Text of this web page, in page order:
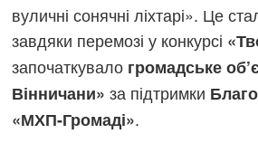
вуличні сонячні ліхтарі». Це
завдяки перемозі у конкурсі
започаткувало громадське
Вінничани» за підтримки
«МХП-Громаді».